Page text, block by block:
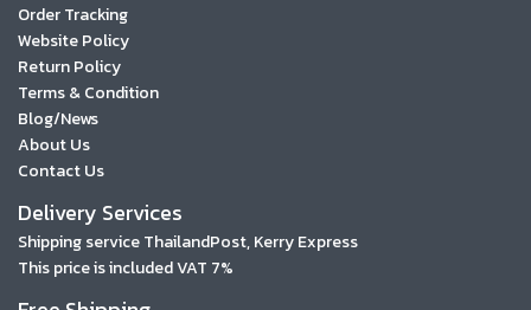
Order Tracking
Website Policy
Return Policy
Terms & Condition
Blog/News
About Us
Contact Us
Delivery Services
Shipping service ThailandPost, Kerry Express
This price is included VAT 7%